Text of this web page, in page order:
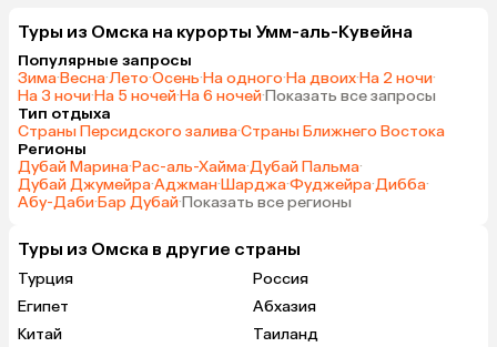
Туры из Омска на курорты Умм-аль-Кувейна
Популярные запросы
Зима·Весна·Лето·Осень·На одного·На двоих·На 2 ночи·
На 3 ночи·На 5 ночей·На 6 ночей·Показать все запросы
Тип отдыха
Страны Персидского залива·Страны Ближнего Востока
Регионы
Дубай Марина·Рас-аль-Хайма·Дубай Пальма·
Дубай Джумейра·Аджман·Шарджа·Фуджейра·Дибба·
Абу-Даби·Бар Дубай·Показать все регионы
Туры из Омска в другие страны
Турция
Россия
Египет
Абхазия
Китай
Таиланд